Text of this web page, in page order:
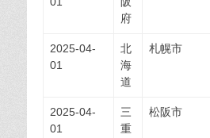
府
2025-04-
01
北
海
道
札幌市
2025-04-
01
三
重
松阪市